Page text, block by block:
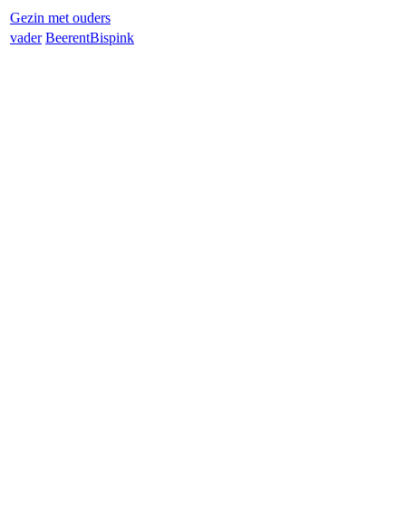
Gezin met ouders
vader BeerentBispink